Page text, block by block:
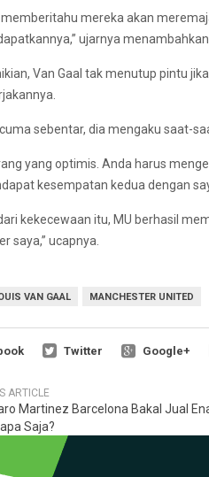
memberitahu mereka akan
ujarnya menambahkan.
Van Gaal tak menutup pintu
sebentar, dia mengaku saat-
yang optimis. Anda harus
kesempatan kedua dengan
kekecewaan itu, MU berhasil
saya,” ucapnya.
VAN GAAL MANCHESTER UNITED
Twitter Google+
ARTICLE
Martinez Barcelona Bakal Jual
Saja?